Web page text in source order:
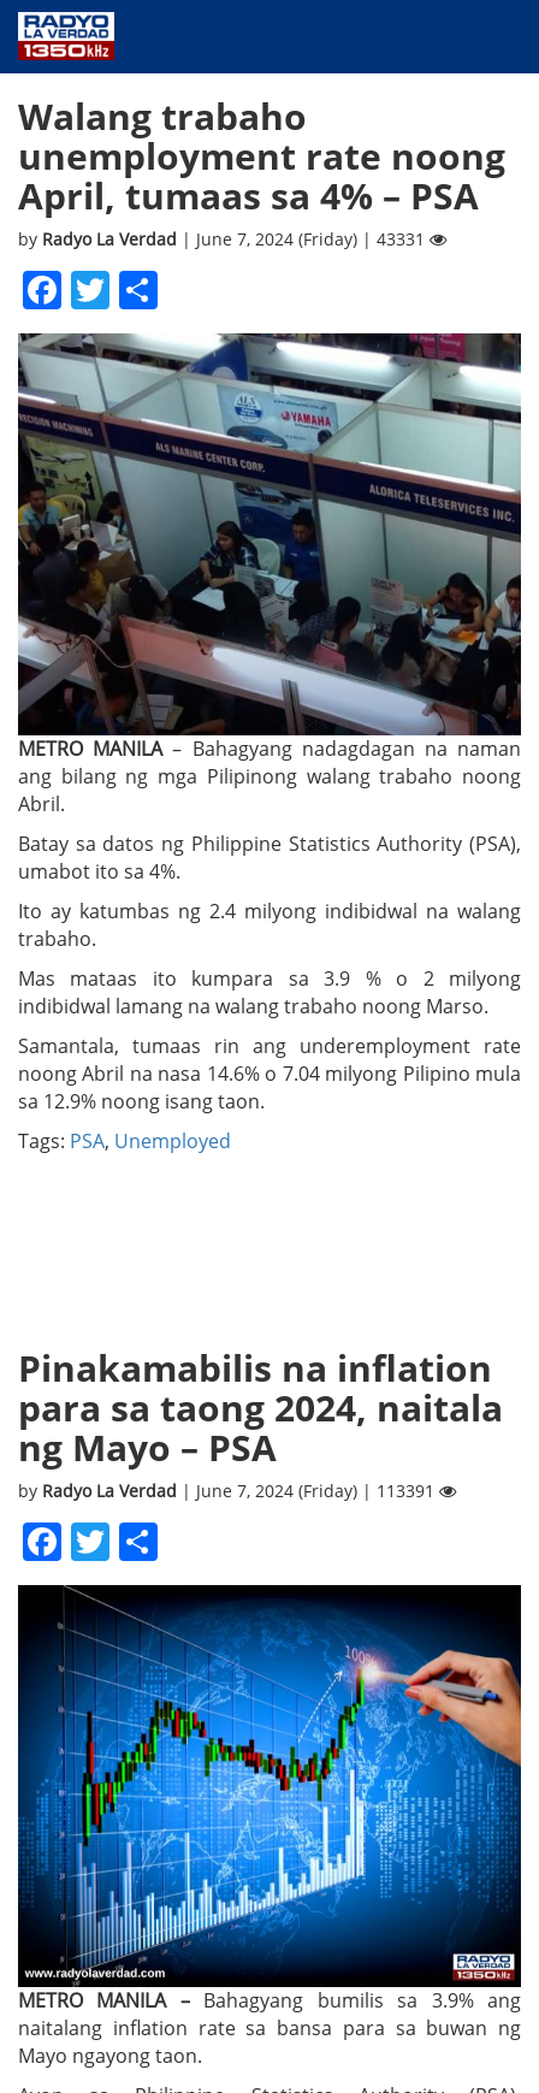
PUBLIC SERVICE
ANNOUNCEMENTS
PROGRAMS
ABOUT
Walang trabaho
unemployment rate noong
April, tumaas sa 4% – PSA
by Radyo La Verdad | June 7, 2024 (Friday) | 43331
Facebook
Twitter
METRO MANILA– Bahagyang nadagdagan na naman
ang bilang ng mga Pilipinong walang trabaho noong
Abril.
Batay sa datos ng Philippine Statistics Authority (PSA),
umabot ito sa 4%.
Ito ay katumbas ng 2.4 milyong indibidwal na walang
trabaho.
Mas mataas ito kumpara sa 3.9 % o 2 milyong
indibidwal lamang na walang trabaho noong Marso.
Samantala, tumaas rin ang underemployment rate
noong Abril na nasa 14.6% o 7.04 milyong Pilipino mula
sa 12.9% noong isang taon.
Tags: PSA, Unemployed
Pinakamabilis na inflation
para sa taong 2024, naitala
ng Mayo – PSA
by Radyo La Verdad | June 7, 2024 (Friday) | 113391
Facebook
Twitter
METRO MANILA –Bahagyang bumilis sa 3.9% ang
naitalang inflation rate sa bansa para sa buwan ng
Mayo ngayong taon.